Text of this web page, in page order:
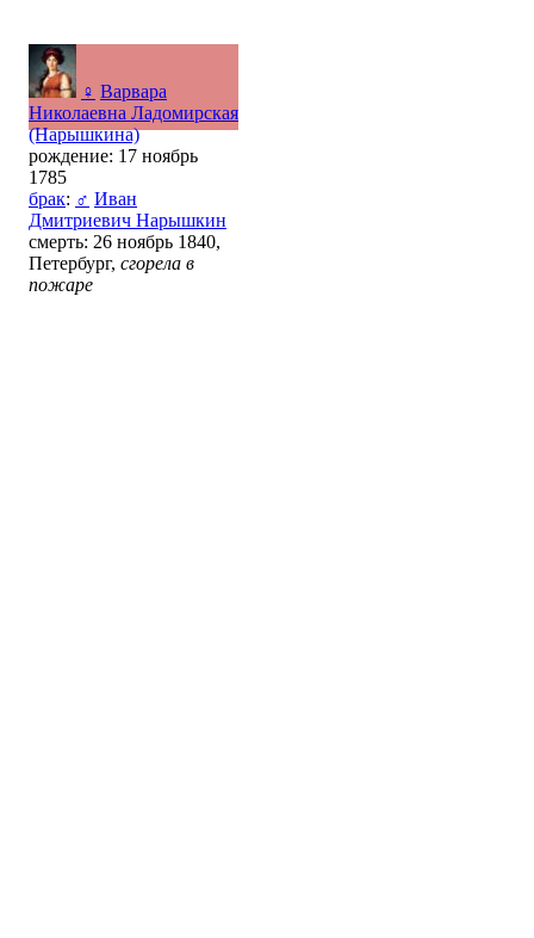
♀ Варвара
Николаевна Ладомирская
(Нарышкина)
рождение: 17 ноябрь
1785
брак: ♂ Иван
Дмитриевич Нарышкин
смерть: 26 ноябрь 1840,
Петербург, сгорела в
пожаре